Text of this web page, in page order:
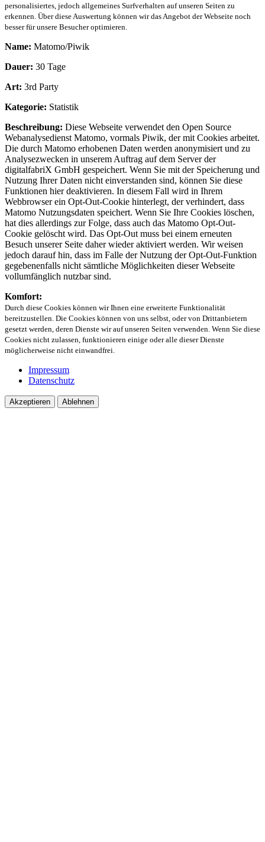
personalisiertes, jedoch allgemeines Surfverhalten auf unseren Seiten zu
erkennen. Über diese Auswertung können wir das Angebot der Webseite noch
besser für unsere Besucher optimieren.
Name: Matomo/Piwik
Dauer: 30 Tage
Art: 3rd Party
Kategorie: Statistik
Beschreibung: Diese Webseite verwendet den Open Source
Webanalysedienst Matomo, vormals Piwik, der mit Cookies arbeitet.
Die durch Matomo erhobenen Daten werden anonymisiert und zu
Analysezwecken in unserem Auftrag auf dem Server der
digitalfabriX GmbH gespeichert. Wenn Sie mit der Speicherung und
Nutzung Ihrer Daten nicht einverstanden sind, können Sie diese
Funktionen hier deaktivieren. In diesem Fall wird in Ihrem
Webbrowser ein Opt-Out-Cookie hinterlegt, der verhindert, dass
Matomo Nutzungsdaten speichert. Wenn Sie Ihre Cookies löschen,
hat dies allerdings zur Folge, dass auch das Matomo Opt-Out-
Cookie gelöscht wird. Das Opt-Out muss bei einem erneuten
Besuch unserer Seite daher wieder aktiviert werden. Wir weisen
jedoch darauf hin, dass im Falle der Nutzung der Opt-Out-Funktion
gegebenenfalls nicht sämtliche Möglichkeiten dieser Webseite
vollumfänglich nutzbar sind.
Komfort:
Durch diese Cookies können wir Ihnen eine erweiterte Funktionalität
bereitzustellen. Die Cookies können von uns selbst, oder von Drittanbietern
gesetzt werden, deren Dienste wir auf unseren Seiten verwenden. Wenn Sie diese
Cookies nicht zulassen, funktionieren einige oder alle dieser Dienste
möglicherweise nicht einwandfrei.
Impressum
Datenschutz
Akzeptieren Ablehnen